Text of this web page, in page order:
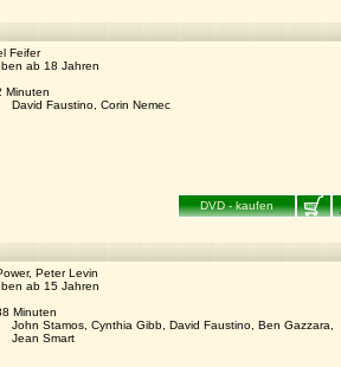
Feifer
ab 18 Jahren
Minuten
David Faustino, Corin Nemec
DVD - kaufen
Peter Levin
ab 15 Jahren
Minuten
John Stamos, Cynthia Gibb, David Faustino, Ben Gazzara,
Jean Smart